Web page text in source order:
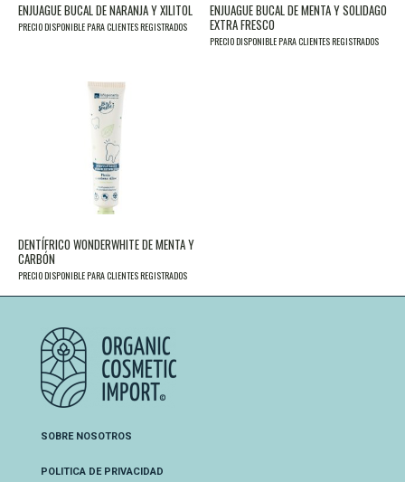
ENJUAGUE BUCAL DE NARANJA Y XILITOL
PRECIO DISPONIBLE PARA CLIENTES REGISTRADOS
ENJUAGUE BUCAL DE MENTA Y SOLIDAGO
EXTRA FRESCO
PRECIO DISPONIBLE PARA CLIENTES REGISTRADOS
DENTÍFRICO WONDERWHITE DE MENTA Y
CARBÓN
PRECIO DISPONIBLE PARA CLIENTES REGISTRADOS
SOBRE NOSOTROS
POLITICA DE PRIVACIDAD